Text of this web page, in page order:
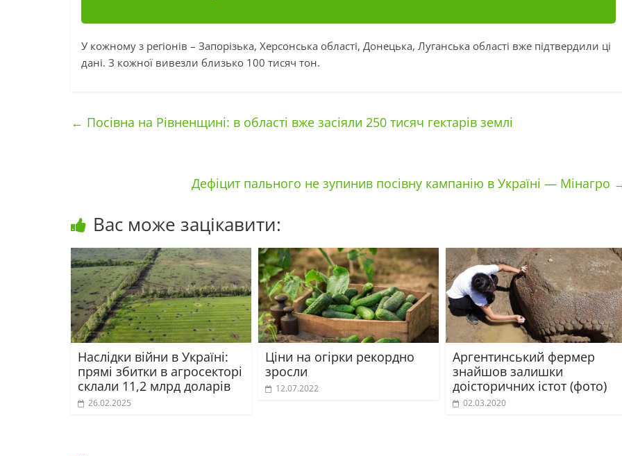
У кожному з регіонів – Запорізька, Херсонська області, Донецька, Луганська області вже підтвердили ці
дані. З кожної вивезли близько 100 тисяч тон.
← Посівна на Рівненщині: в області вже засіяли 250 тисяч гектарів землі
Дефіцит пального не зупинив посівну кампанію в Україні — Мінагро
Вас може зацікавити:
Наслідки війни в Україні:
прямі збитки в агросекторі
склали 11,2 млрд доларів
26.02.2025
Ціни на огірки рекордно
зросли
12.07.2022
Аргентинський фермер
знайшов залишки
доісторичних істот (фото)
02.03.2020